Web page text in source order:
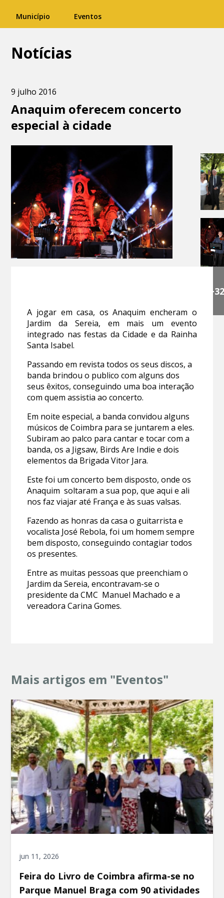
Município Eventos
Notícias
9 julho 2016
Anaquim oferecem concerto
especial à cidade
+32
A jogar em casa, os Anaquim encheram o
Jardim da Sereia, em mais um evento
integrado nas festas da Cidade e da Rainha
Santa Isabel.
Passando em revista todos os seus discos, a
banda brindou o publico com alguns dos
seus êxitos, conseguindo uma boa interação
com quem assistia ao concerto.
Em noite especial, a banda convidou alguns
músicos de Coimbra para se juntarem a eles.
Subiram ao palco para cantar e tocar com a
banda, os a Jigsaw, Birds Are Indie e dois
elementos da Brigada Vitor Jara.
Este foi um concerto bem disposto, onde os
Anaquim soltaram a sua pop, que aqui e ali
nos faz viajar até França e às suas valsas.
Fazendo as honras da casa o guitarrista e
vocalista José Rebola, foi um homem sempre
bem disposto, conseguindo contagiar todos
os presentes.
Entre as muitas pessoas que preenchiam o
Jardim da Sereia, encontravam-se o
presidente da CMC Manuel Machado e a
vereadora Carina Gomes.
Mais artigos em "Eventos"
jun 11, 2026
Feira do Livro de Coimbra afirma-se no
Parque Manuel Braga com 90 atividades